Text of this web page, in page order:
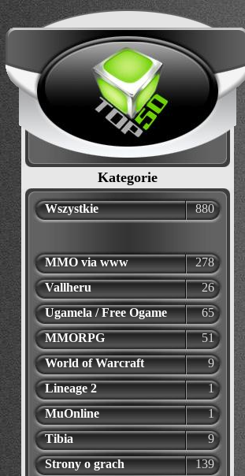
Kategorie
Wszystkie 880
MMO via www
278
Vallheru
26
Ugamela / Free Ogame
65
MMORPG
51
World of Warcraft
9
Lineage 2
1
MuOnline
1
Tibia
9
Strony o grach
139